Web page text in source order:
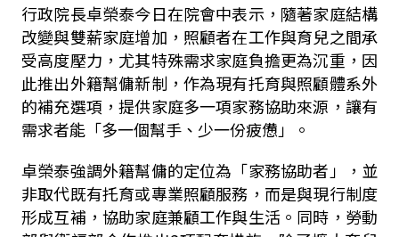
行政院長卓榮泰今日在院會中表示，隨著家庭結構
改變與雙薪家庭增加，照顧者在工作與育兒之間承
受高度壓力，尤其特殊需求家庭負擔更為沉重，因
此推出外籍幫傭新制，作為現有托育與照顧體系外
的補充選項，提供家庭多一項家務協助來源，讓有
需求者能「多一個幫手、少一份疲憊」。
卓榮泰強調外籍幫傭的定位為「家務協助者」，並
非取代既有托育或專業照顧服務，而是與現行制度
形成互補，協助家庭兼顧工作與生活。同時，勞動